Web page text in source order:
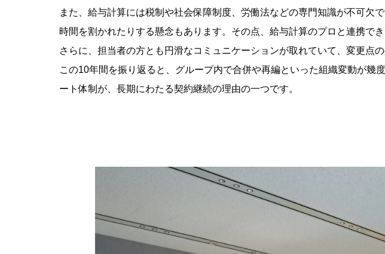
また、給与計算には税制や社会保障制度、労働法などの専門知識が不可欠
時間を割かれたりする懸念もあります。その点、給与計算のプロと連携で
さらに、担当者の方とも円滑なコミュニケーションが取れていて、変更点
この10年間を振り返ると、グループ内で合併や再編といった組織変動が
ート体制が、長期にわたる契約継続の理由の一つです。